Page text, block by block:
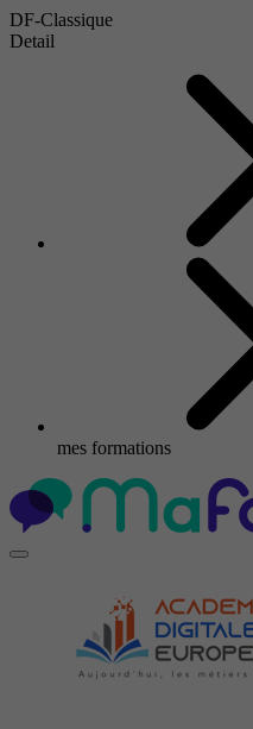
DF-Classique
Detail
mes formations